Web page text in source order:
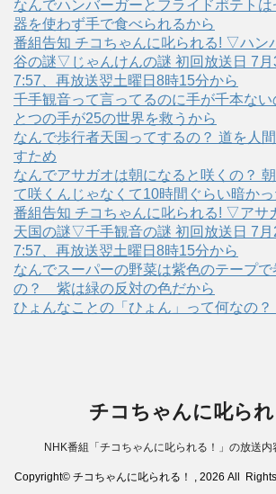
なんでハンバーガーとフライドポテト
器を使わず手で食べられるから
番組告知 チコちゃんに叱られる! ▽ハ
谷の謎▽じゃんけんの謎 初回放送日 7月
7:57、再放送翌土曜日8時15分から
千手観音って言ってるのに手が千本な
とつの手が25の世界を救うから
なんで歩行者天国ってするの？ 道を人
すため
なんでアサガオは朝になると咲くの？
て咲くんじゃなくて10時間ぐらい暗かっ
番組告知 チコちゃんに叱られる! ▽ア
天国の謎▽千手観音の謎 初回放送日 7月
7:57、再放送翌土曜日8時15分から
なんでスーパーの野菜は紫色のテープで
の？ 紫は緑の反対の色だから
ひょんなことの「ひょん」って何なの
チコちゃんに叱られ
NHK番組「チコちゃんに叱られる！」の放送内
Copyright© チコちゃんに叱られる！ , 2026 All